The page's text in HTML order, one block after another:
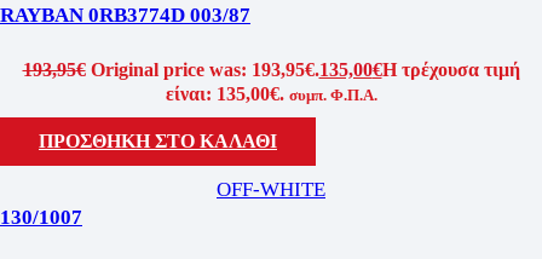
RAYBAN 0RB3774D 003/87
193,95€ Original price was: 193,95€.135,00€Η τρέχουσα τιμή
είναι: 135,00€. συμπ. Φ.Π.Α.
ΠΡΟΣΘΗΚΗ ΣΤΟ ΚΑΛΑΘΙ
OFF-WHITE
130/1007